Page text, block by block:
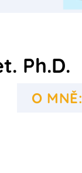
Ph.D.
O MNĚ: